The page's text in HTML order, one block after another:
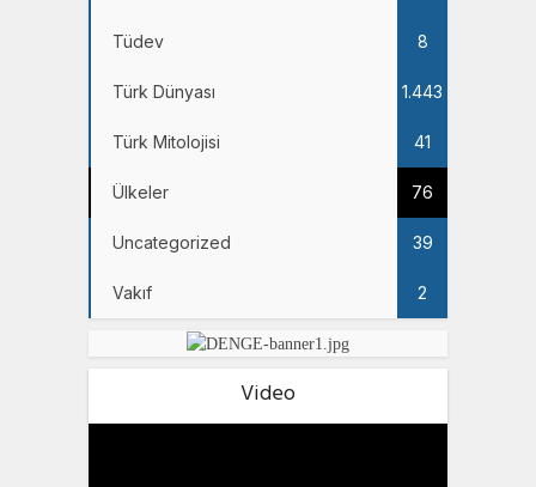
Tüdev 8
Türk Dünyası 1.443
Türk Mitolojisi 41
Ülkeler 76
Uncategorized 39
Vakıf 2
Video